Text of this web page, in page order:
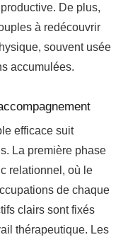
De plus,
à redécouvrir
souvent usée
accumulées.
efficace suit
La première phase
relationnel, où le
de chaque
clairs sont fixés
thérapeutique. Les